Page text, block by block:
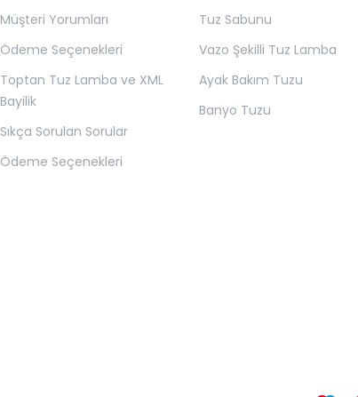
Müşteri Yorumları
Ödeme Seçenekleri
Toptan Tuz Lamba ve XML
Bayilik
Sıkça Sorulan Sorular
Ödeme Seçenekleri
Tuz Sabunu
Vazo Şekilli Tuz Lamba
Ayak Bakım Tuzu
Banyo Tuzu